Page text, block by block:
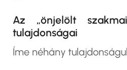
Az „önjelölt
tulajdonságai
Íme néhány